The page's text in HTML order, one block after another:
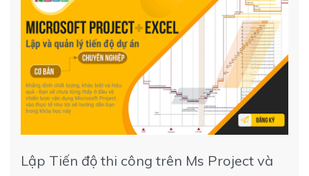
Lập Tiến độ thi công trên Ms Project và